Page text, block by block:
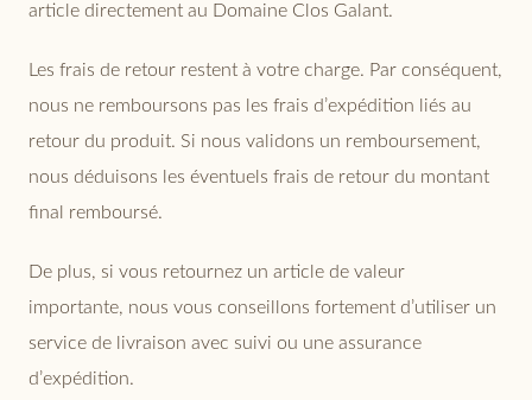
article directement au Domaine Clos Galant.
Les frais de retour restent à votre charge. Par conséquent,
nous ne remboursons pas les frais d’expédition liés au
retour du produit. Si nous validons un remboursement,
nous déduisons les éventuels frais de retour du montant
final remboursé.
De plus, si vous retournez un article de valeur
importante, nous vous conseillons fortement d’utiliser un
service de livraison avec suivi ou une assurance
d’expédition.